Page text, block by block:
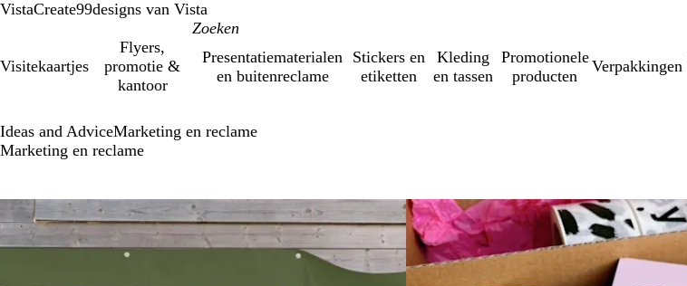
VistaCreate99designs van Vista
Visitekaartjes
Flyers,
promotie &
kantoor
Presentatiematerialen
en buitenreclame
Stickers en
etiketten
Kleding
en tassen
Promotionele
producten
Verpakkingen
Ideas and AdviceMarketing en reclame
Marketing en reclame